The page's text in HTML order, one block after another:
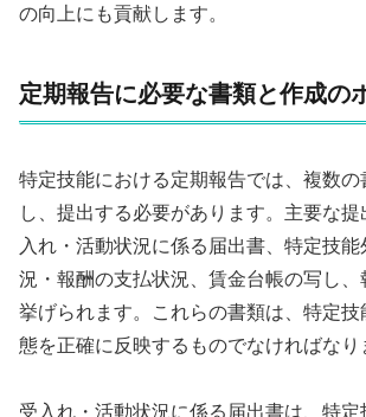
の向上にも貢献します。
定期報告に必要な書類と作成の
特定技能における定期報告では、複数
し、提出する必要があります。主要な
入れ・活動状況に係る届出書、特定技
況・報酬の支払状況、賃金台帳の写し
挙げられます。これらの書類は、特定技
態を正確に反映するものでなければなり
受入れ・活動状況に係る届出書は、特